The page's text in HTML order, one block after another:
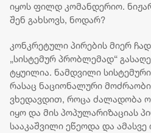
იყოს ფილდ კომანდერიო.
შენ გახსოვს, ნოდარ?
კონკრეტული პირების მიერ
„სისტემურ პრობლემად“
ტყუილია. ნამდვილი
რასაც ნაციონალური
ვხედავდით, როცა ძალადობა
იყო და მის პოპულარიზაციას
სააკაშვილი ეწეოდა და